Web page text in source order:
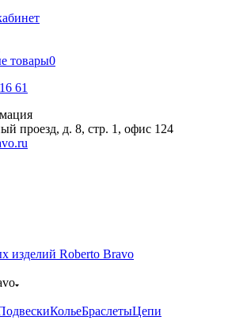
товары0
61
проезд, д. 8, стр. 1, офис 124
изделий Roberto Bravo
КольеБраслетыЦепи